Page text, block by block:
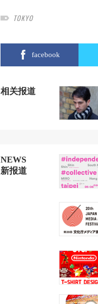
TOKYO
facebook
相关报道
NEWS
新报道